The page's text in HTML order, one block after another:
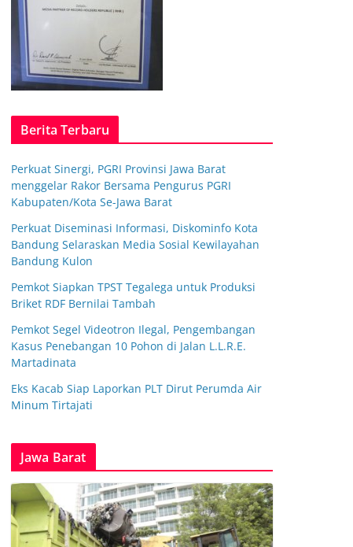
Berita Terbaru
Perkuat Sinergi, PGRI Provinsi Jawa Barat
menggelar Rakor Bersama Pengurus PGRI
Kabupaten/Kota Se-Jawa Barat
Perkuat Diseminasi Informasi, Diskominfo Kota
Bandung Selaraskan Media Sosial Kewilayahan
Bandung Kulon
Pemkot Siapkan TPST Tegalega untuk Produksi
Briket RDF Bernilai Tambah
Pemkot Segel Videotron Ilegal, Pengembangan
Kasus Penebangan 10 Pohon di Jalan L.L.R.E.
Martadinata
Eks Kacab Siap Laporkan PLT Dirut Perumda Air
Minum Tirtajati
Jawa Barat